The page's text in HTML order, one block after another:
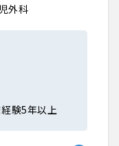
外科
験5年以上